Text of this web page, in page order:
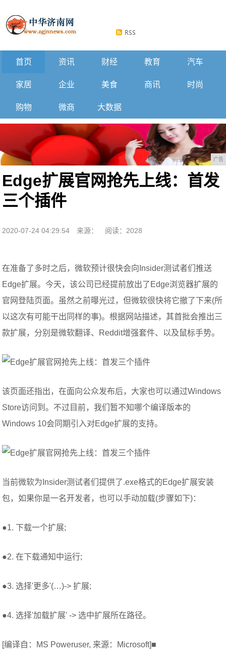
首页 资讯 财经 教育 汽车
家居 企业 美食 商讯 时尚
购物 微商 大数据
广告
Edge扩展官网抢先上线：首发
三个插件
2020-07-24 04:29:54 来源： 阅读：2028
在准备了多时之后，微软预计很快会向Insider测试者们推送
Edge扩展。今天，该公司已经提前放出了Edge浏览器扩展的
官网登陆页面。虽然之前曝光过，但微软很快将它撤了下来(所
以这次有可能干出同样的事)。根据网站描述，其首批会推出三
款扩展，分别是微软翻译、Reddit增强套件、以及鼠标手势。
该页面还指出，在面向公众发布后，大家也可以通过Windows
Store访问到。不过目前，我们暂不知哪个编译版本的
Windows 10会同期引入对Edge扩展的支持。
当前微软为Insider测试者们提供了.exe格式的Edge扩展安装
包，如果你是一名开发者，也可以手动加载(步骤如下)：
●1. 下载一个扩展;
●2. 在下载通知中运行;
●3. 选择'更多'(…)-> 扩展;
●4. 选择'加载扩展' -> 选中扩展所在路径。
[编译自：MS Poweruser, 来源：Microsoft]■